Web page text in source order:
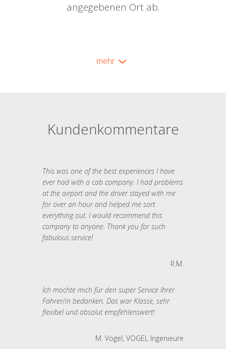
angegebenen Ort ab.
mehr
Kundenkommentare
This was one of the best experiences I have
ever had with a cab company. I had problems
at the airport and the driver stayed with me
for over an hour and helped me sort
everything out. I would recommend this
company to anyone. Thank you for such
fabulous service!
R.M.
Ich möchte mich für den super Service Ihrer
Fahrer/in bedanken. Das war Klasse, sehr
flexibel und absolut empfehlenswert!
M. Vogel, VOGEL Ingenieure